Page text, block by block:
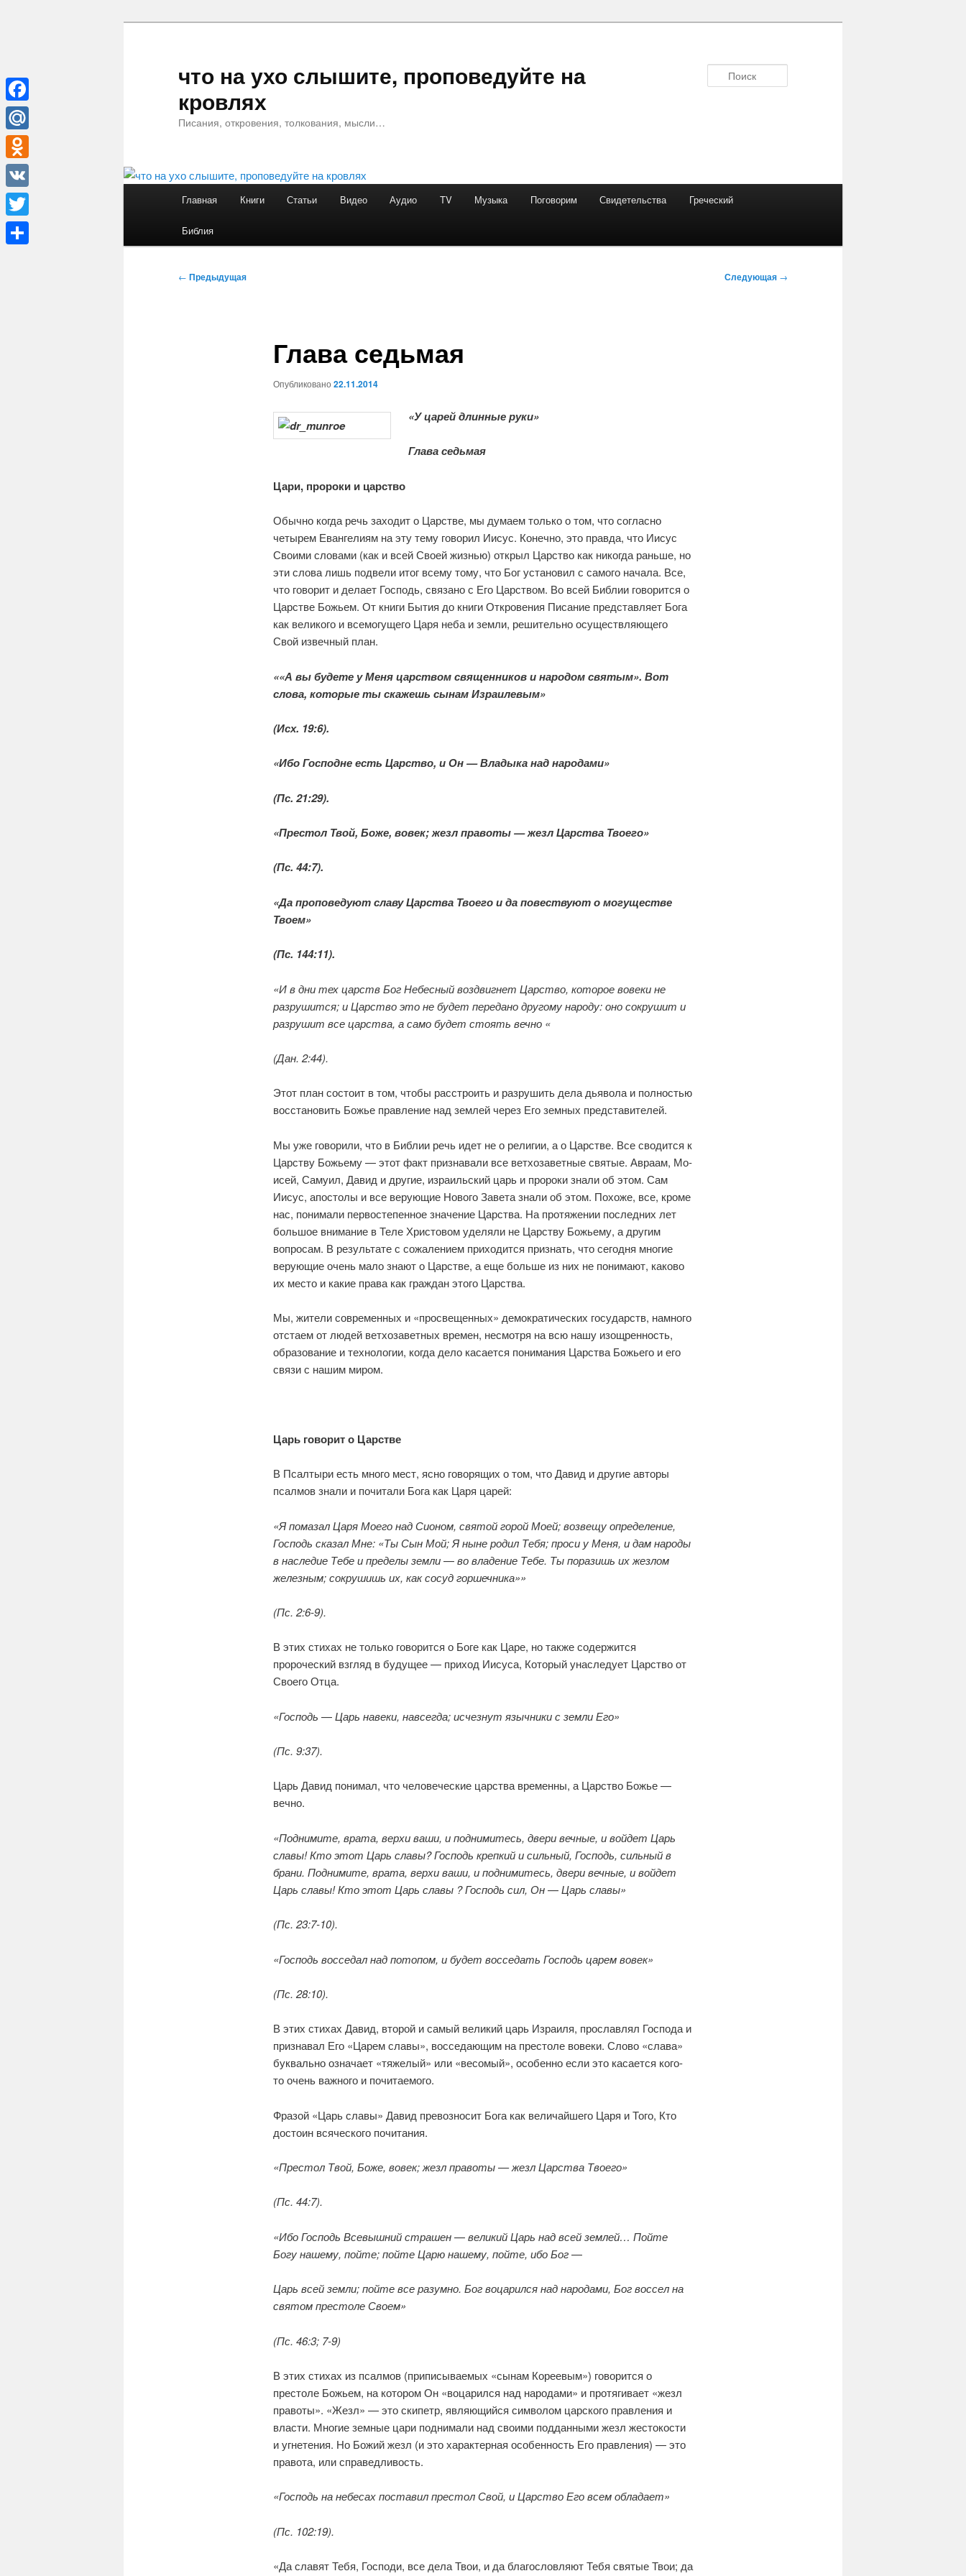
содержимому
что на ухо слышите, проповедуйте на
кровлях
Писания, откровения, толкования, мысли…
Главная Книги Статьи Видео Аудио TV Музыка Поговорим Свидетельства Греческий
Библия
Навигация
← Предыдущая Следующая →
Глава седьмая
Опубликовано 22.11.2014
«У царей длинные руки»
Глава седьмая
Цари, пророки и царство
Обычно когда речь заходит о Царстве, мы дума­ем только о том, что согласно
четырем Еванге­лиям на эту тему говорил Иисус. Конечно, это правда, что Иисус
Своими словами (как и всей Своей жиз­нью) открыл Царство как никогда раньше, но
эти слова лишь подвели итог всему тому, что Бог установил с самого начала. Все,
что говорит и делает Господь, связано с Его Царством. Во всей Библии говорится о
Царстве Божьем. От книги Бытия до книги Откровения Писание представ­ляет Бога
как великого и всемогущего Царя неба и земли, решительно осуществляющего
Свой извечный план.
««А вы будете у Меня царством священников и народом святым». Вот
слова, которые ты скажешь сынам Израилевым»
(Исх. 19:6).
«Ибо Господне есть Царство, и Он — Владыка над народами»
(Пс. 21:29).
«Престол Твой, Боже, вовек; жезл правоты — жезл Царства Твоего»
(Пс. 44:7).
«Да проповедуют славу Царства Твоего и да повествуют о могуществе
Твоем»
(Пс. 144:11).
«И в дни тех царств Бог Небесный воздвигнет Царство, которое вовеки не
разрушится; и Царство это не будет передано другому наро­ду: оно сокрушит и
разрушит все царства, а само будет стоять вечно «
(Дан. 2:44).
Этот план состоит в том, чтобы расстроить и разру­шить дела дьявола и полностью
восстановить Божье правление над землей через Его земных представителей.
Мы уже говорили, что в Библии речь идет не о рели­гии, а о Царстве. Все сводится к
Царству Божьему — этот факт признавали все ветхозаветные святые. Авраам, Мо­
исей, Самуил, Давид и другие, израильский царь и про­роки знали об этом. Сам
Иисус, апостолы и все верую­щие Нового Завета знали об этом. Похоже, все, кроме
нас, понимали первостепенное значение Царства. На протяжении последних лет
большое внимание в Теле Христовом уделяли не Царству Божьему, а другим
вопро­сам. В результате с сожалением приходится признать, что сегодня многие
верующие очень мало знают о Царстве, а еще больше из них не понимают, каково
их место и какие права как граждан этого Царства.
Мы, жители современных и «просвещенных» демок­ратических государств, намного
отстаем от людей ветхо­заветных времен, несмотря на всю нашу изощренность,
образование и технологии, когда дело касается понима­ния Царства Божьего и его
связи с нашим миром.
Царь говорит о Царстве
В Псалтыри есть много мест, ясно говорящих о том, что Давид и другие авторы
псалмов знали и почитали Бо­га как Царя царей:
«Я помазал Царя Моего над Сионом, святой горой Моей; возвещу определение,
Господь сказал Мне: «Ты Сын Мой; Я ныне родил Тебя; проси у Меня, и дам народы
в наследие Тебе и пределы земли—во владение Тебе. Ты пора­зишь их жезлом
железным; сокрушишь их, как сосуд горшечника»»
(Пс. 2:6-9).
В этих стихах не только говорится о Боге как Царе, но также содержится
пророческий взгляд в будущее — при­ход Иисуса, Который унаследует Царство от
Своего Отца.
«Господь —Царь навеки, навсегда; исчезнут язычники с земли Его»
(Пс. 9:37).
Царь Давид понимал, что человеческие царства вре­менны, а Царство Божье —
вечно.
«Поднимите, врата, верхи ваши, и подними­тесь, двери вечные, и войдет Царь
славы! Кто этот Царь славы? Господь крепкий и сильный, Господь, сильный в
брани. Поднимите, врата, верхи ваши, и поднимитесь, двери вечные, и войдет
Царь славы! Кто этот Царь славы ? Господь сил, Он—Царь славы»
(Пс. 23:7-10).
«Господь восседал над потопом, и будет воссе­дать Господь царем вовек»
(Пс. 28:10).
В этих стихах Давид, второй и самый великий царь Израиля, прославлял Господа и
признавал Его «Царем славы», восседающим на престоле вовеки. Слово «слава»
буквально означает «тяжелый» или «весомый», особенно если это касается кого-
то очень важного и почитаемого.
Фразой «Царь славы» Давид превозносит Бога как вели­чайшего Царя и Того, Кто
достоин всяческого почитания.
«Престол Твой, Боже, вовек; жезл правоты — жезл Царства Твоего»
(Пс. 44:7).
«Ибо Господь Всевышний страшен—великий Царь над всей землей… Пойте
Богу нашему, пойте; пойте Царю нашему, пойте, ибо Бог—
Царь всей земли; пойте все разумно. Бог воца­рился над народами, Бог воссел на
святом престоле Своем»
(Пс. 46:3; 7-9)
В этих стихах из псалмов (приписываемых «сынам Кореевым») говорится о
престоле Божьем, на котором Он «воцарился над народами» и протягивает «жезл
правоты». «Жезл» — это скипетр, являющийся символом царского правления и
власти. Многие земные цари поднимали над своими подданными жезл жестокости
и угнетения. Но Божий жезл (и это характерная особенность Его правле­ния) — это
правота, или справедливость.
«Господь на небесах поставил престол Свой, и Царство Его всем обладает»
(Пс. 102:19).
«Да славят Тебя, Господи, все дела Твои, и да благословляют Тебя святые Твои; да
Facebook
Mail.Ru
Odnoklassniki
VK
Twitter